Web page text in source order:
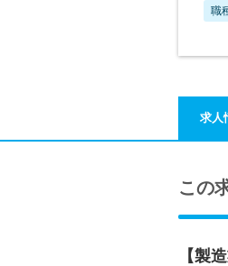
職
求人
この
【製